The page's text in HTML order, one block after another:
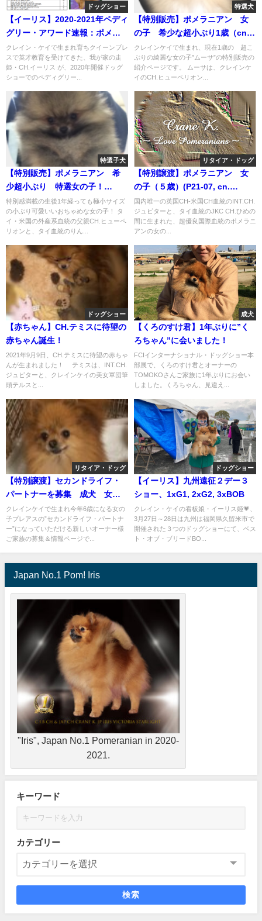
ドッグショー
【イーリス】2020-2021年ペディ
グリー・アワード速報：ポメラ
ニアン・ランキング No.1、 激闘
中!
クレイン・ケイで生まれ育ちクイーンブレ
スで英才教育を受けてきた、我が家の走
姫・CH.イーリス が、2020年開催ドッグ
ショーでのペディグリー...
特選犬
【特別販売】ポメラニアン 女
の子 希少な超小ぶり1歳（cn.
MUSA）
クレインケイで生まれ、現在1歳の 超こ
ぶりの綺麗な女の子”ムーサ”の特別販売の
紹介ページです。 ムーサは、クレインケ
イのCH.ヒューペリオン...
特選子犬
【特別販売】ポメラニアン 希
少超小ぶり 特選女の子！
(cn.CORIN)
特別感満載の生後1年経っても極小サイズ
の小ぶり可愛いいおちゃめな女の子！ タ
イ・米国の外産系血統の父親CH.ヒューペ
リオンと、タイ血統のりん...
リタイア・ドッグ
【特別譲渡】ポメラニアン 女
の子（５歳）(P21-07, cn.
DIONE)
国内唯一の英国CH-米国CH血統のINT.CH.
ジュピターと、タイ血統のJKC CH.ひめの
間に生まれた、超優良国際血統のポメラニ
アンの女の...
ドッグショー
【赤ちゃん】CH.テミスに待望の
赤ちゃん誕生！
2021年9月9日、CH.テミスに待望の赤ちゃ
んが生まれました！ テミスは、INT.CH.
ジュピターと、クレインケイの美女軍団筆
頭テルスと...
成犬
【くろのすけ君】1年ぶりに”く
ろちゃん”に会いました！
FCIインターナショナル・ドッグショー本
部展で、くろのすけ君とオーナーの
TOMOKOさんご家族に1年ぶりにお会い
しました。くろちゃん、見違え...
リタイア・ドッグ
【特別譲渡】セカンドライフ・
パートナーを募集 成犬 女の
子(A21-01,cn.PREOUS)
クレインケイで生まれ今年6歳になる女の
子プレアスの”セカンドライフ・パートナ
ー”になっていただける新しいオーナー様
ご家族の募集＆情報ページで...
ドッグショー
【イーリス】九州遠征２デー３
ショー、1xG1, 2xG2, 3xBOB
クレイン・ケイの看板娘・イーリス姫💗、
3月27日～28日は九州は福岡県久留米市で
開催された３つのドッグショーにて、ベス
ト・オブ・ブリードBO...
Japan No.1 Pom! Iris
"Iris", Japan No.1 Pomeranian in 2020-
2021.
キーワード
カテゴリー
検索